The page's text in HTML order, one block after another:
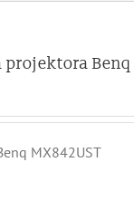
Benq
MX842UST